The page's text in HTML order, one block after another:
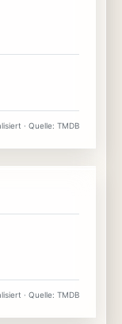
· Quelle: TMDB
· Quelle: TMDB